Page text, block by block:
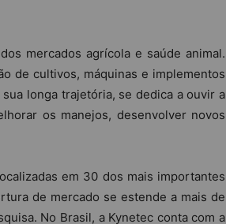
mercados agrícola e saúde animal.
de cultivos, máquinas e implementos
longa trajetória, se dedica a ouvir a
os manejos, desenvolver novos
em 30 dos mais importantes
de mercado se estende a mais de
No Brasil, a Kynetec conta com a